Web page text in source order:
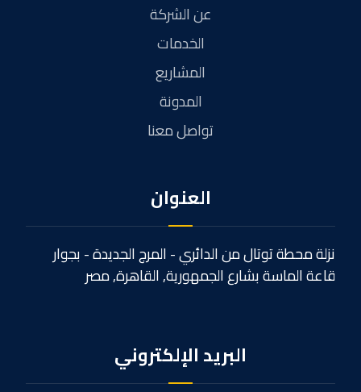
عن الشركة
الخدمات
المشاريع
المدونة
تواصل معنا
العنوان
نزلة محطة توتال من الدائري - المرج الجديدة - بجوار
قاعة الماسة بشارع الجمهورية, القاهرة, مصر
البريد الإلكتروني